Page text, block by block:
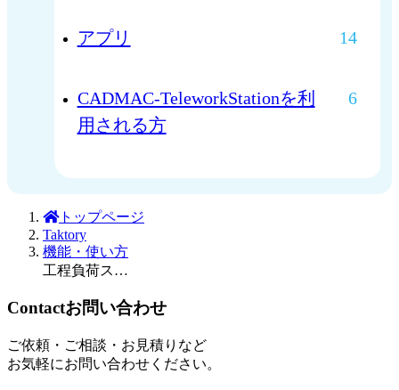
アプリ 14
CADMAC-TeleworkStationを利
用される方
6
トップページ
Taktory
機能・使い方
工程負荷スケジュールで管理
Contactお問い合わせ
ご依頼・ご相談・お見積りなど
お気軽にお問い合わせください。